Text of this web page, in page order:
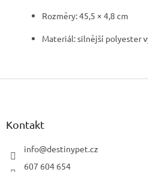
Rozměry: 45,5 × 4,8 cm
Materiál: silnější polyester
Z
Kontakt
info@destinypet.cz
607 604 654